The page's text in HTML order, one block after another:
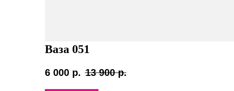
Ваза 051
6 000 р. 13 900 р.